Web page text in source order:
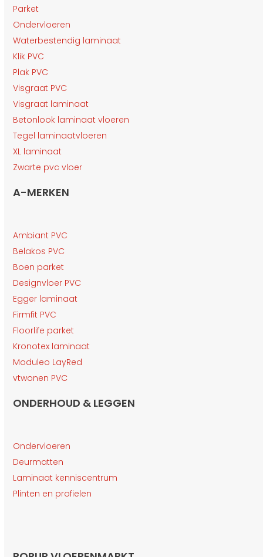
Parket
Ondervloeren
Waterbestendig laminaat
Klik PVC
Plak PVC
Visgraat PVC
Visgraat laminaat
Betonlook laminaat vloeren
Tegel laminaatvloeren
XL laminaat
Zwarte pvc vloer
A-MERKEN
Ambiant PVC
Belakos PVC
Boen parket
Designvloer PVC
Egger laminaat
Firmfit PVC
Floorlife parket
Kronotex laminaat
Moduleo LayRed
vtwonen PVC
ONDERHOUD & LEGGEN
Ondervloeren
Deurmatten
Laminaat kenniscentrum
Plinten en profielen